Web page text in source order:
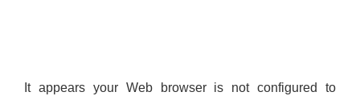
It appears your Web browser is not configured to